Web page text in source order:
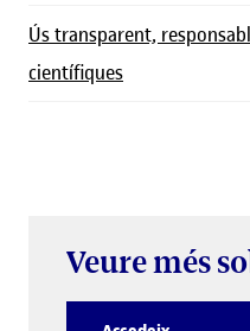
Ús transparent,
científiques
Veure més